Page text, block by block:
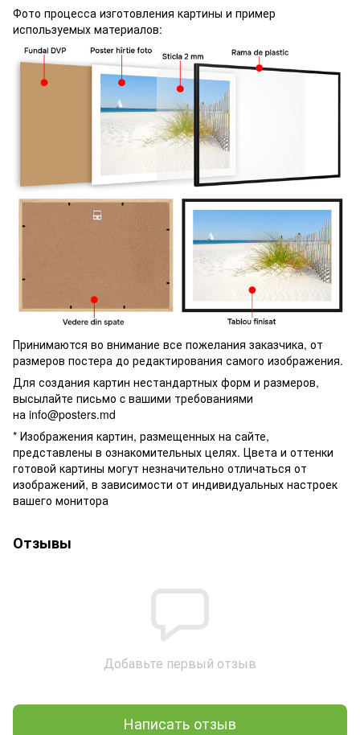
Фото процесса изготовления картины и пример
используемых материалов:
Принимаются во внимание все пожелания заказчика, от
размеров постера до редактирования самого изображения.
Для создания картин нестандартных форм и размеров,
высылайте письмо c вашими требованиями
на info@posters.md
* Изображения картин, размещенных на сайте,
представлены в ознакомительных целях. Цвета и оттенки
готовой картины могут незначительно отличаться от
изображений, в зависимости от индивидуальных настроек
вашего монитора
Отзывы
Добавьте первый отзыв
Написать отзыв